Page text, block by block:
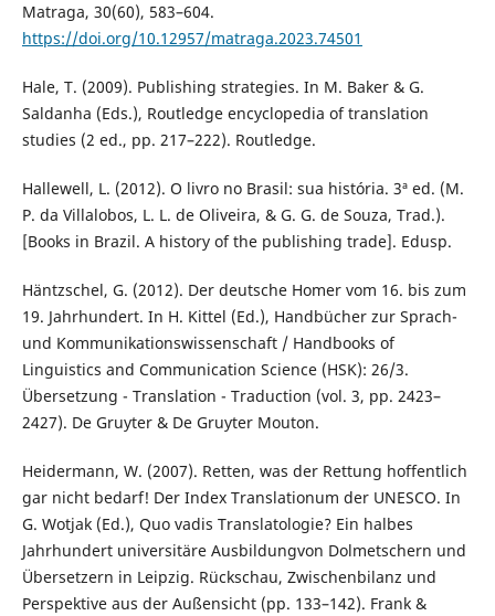
Matraga, 30(60), 583–604.
https://doi.org/10.12957/matraga.2023.74501
Hale, T. (2009). Publishing strategies. In M. Baker & G.
Saldanha (Eds.), Routledge encyclopedia of translation
studies (2 ed., pp. 217–222). Routledge.
Hallewell, L. (2012). O livro no Brasil: sua história. 3ª ed. (M.
P. da Villalobos, L. L. de Oliveira, & G. G. de Souza, Trad.).
[Books in Brazil. A history of the publishing trade]. Edusp.
Häntzschel, G. (2012). Der deutsche Homer vom 16. bis zum
19. Jahrhundert. In H. Kittel (Ed.), Handbücher zur Sprach-
und Kommunikationswissenschaft / Handbooks of
Linguistics and Communication Science (HSK): 26/3.
Übersetzung - Translation - Traduction (vol. 3, pp. 2423–
2427). De Gruyter & De Gruyter Mouton.
Heidermann, W. (2007). Retten, was der Rettung hoffentlich
gar nicht bedarf! Der Index Translationum der UNESCO. In
G. Wotjak (Ed.), Quo vadis Translatologie? Ein halbes
Jahrhundert universitäre Ausbildungvon Dolmetschern und
Übersetzern in Leipzig. Rückschau, Zwischenbilanz und
Perspektive aus der Außensicht (pp. 133–142). Frank &